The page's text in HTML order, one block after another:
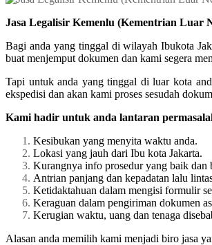
Jasa Legalisir Kemenlu (Kementrian Luar
Bagi anda yang tinggal di wilayah Ibukota
buat menjemput dokumen dan kami segera
Tapi untuk anda yang tinggal di luar kota
ekspedisi dan akan kami proses sesudah
Kami hadir untuk anda lantaran
Kesibukan yang menyita waktu anda.
Lokasi yang jauh dari Ibu kota Jakarta.
Kurangnya info prosedur yang baik dan
Antrian panjang dan kepadatan lalu
Ketidaktahuan dalam mengisi formulir
Keraguan dalam pengiriman dokumen
Kerugian waktu, uang dan tenaga
Alasan anda memilih kami menjadi biro jasa